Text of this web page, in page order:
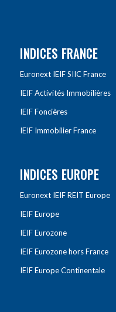
INDICES FRANCE
Euronext IEIF SIIC France
IEIF Activités Immobilières
IEIF Foncières
IEIF Immobilier France
INDICES EUROPE
Euronext IEIF REIT Europe
IEIF Europe
IEIF Eurozone
IEIF Eurozone hors France
IEIF Europe Continentale